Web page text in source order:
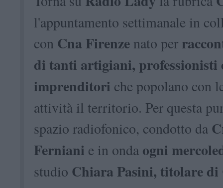
l'appuntamento settimanale in
con Cna Firenze nato per
di tanti artigiani, professionisti
imprenditori che popolano con
attività il territorio. Per questa
spazio radiofonico, condotto da
Ferniani e in onda ogni
studio Chiara Pasini, titolare